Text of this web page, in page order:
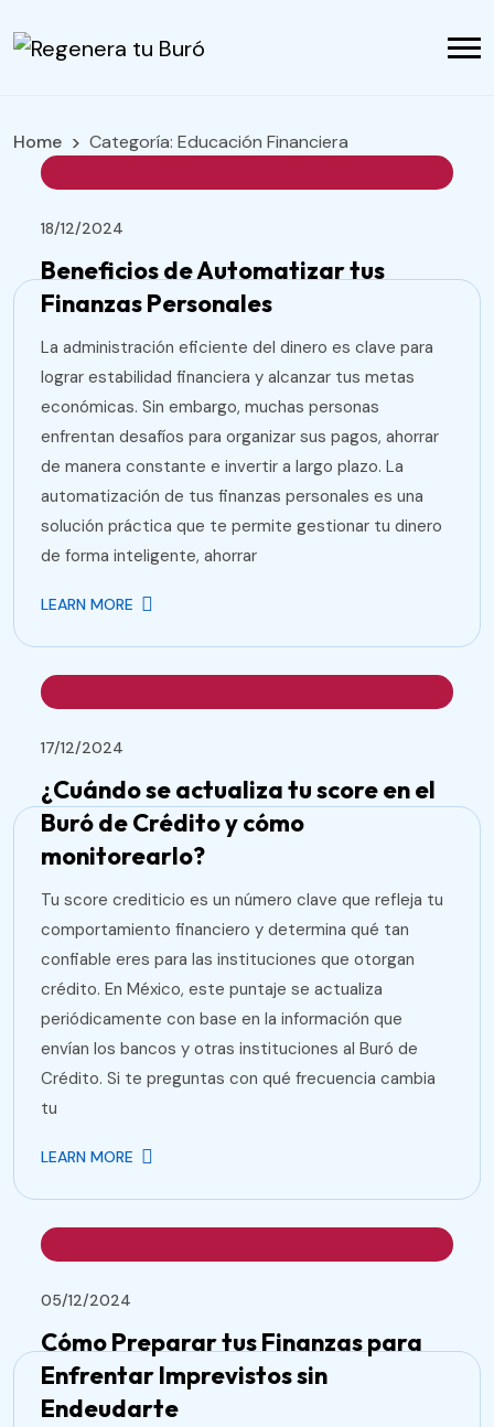
Home Categoría: Educación Financiera
18/12/2024
Beneficios de Automatizar tus
Finanzas Personales
La administración eficiente del dinero es clave para
lograr estabilidad financiera y alcanzar tus metas
económicas. Sin embargo, muchas personas
enfrentan desafíos para organizar sus pagos, ahorrar
de manera constante e invertir a largo plazo. La
automatización de tus finanzas personales es una
solución práctica que te permite gestionar tu dinero
de forma inteligente, ahorrar
LEARN MORE
17/12/2024
¿Cuándo se actualiza tu score en el
Buró de Crédito y cómo
monitorearlo?
Tu score crediticio es un número clave que refleja tu
comportamiento financiero y determina qué tan
confiable eres para las instituciones que otorgan
crédito. En México, este puntaje se actualiza
periódicamente con base en la información que
envían los bancos y otras instituciones al Buró de
Crédito. Si te preguntas con qué frecuencia cambia
tu
LEARN MORE
05/12/2024
Cómo Preparar tus Finanzas para
Enfrentar Imprevistos sin
Endeudarte